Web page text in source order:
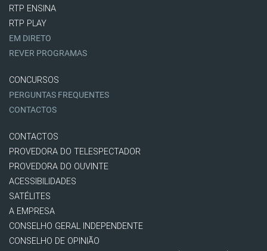
RTP ENSINA
RTP PLAY
EM DIRETO
REVER PROGRAMAS
CONCURSOS
PERGUNTAS FREQUENTES
CONTACTOS
CONTACTOS
PROVEDORA DO TELESPECTADOR
PROVEDORA DO OUVINTE
ACESSIBILIDADES
SATÉLITES
A EMPRESA
CONSELHO GERAL INDEPENDENTE
CONSELHO DE OPINIÃO